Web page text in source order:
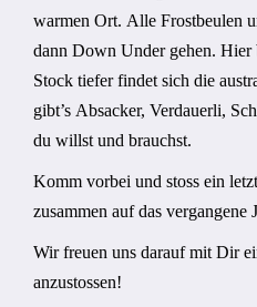
warmen Ort. Alle Frostbeulen
dann Down Under gehen. Hier
Stock tiefer findet sich die
gibt’s Absacker, Verdauerli,
du willst und brauchst.
Komm vorbei und stoss ein
zusammen auf das vergangene
Wir freuen uns darauf mit Dir
anzustossen!